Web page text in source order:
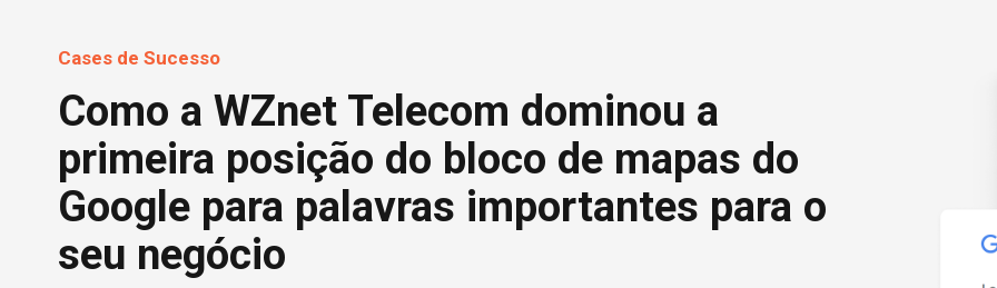
Cases de Sucesso
Como a WZnet Telecom dominou a
primeira posição do bloco de mapas do
Google para palavras importantes para o
seu negócio